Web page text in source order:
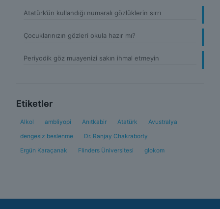
Atatürk’ün kullandığı numaralı gözlüklerin sırrı
Çocuklarınızın gözleri okula hazır mı?
Periyodik göz muayenizi sakın ihmal etmeyin
Etiketler
Alkol ambliyopi Anıtkabir Atatürk
Avustralya
dengesiz beslenme
Dr. Ranjay Chakraborty
Ergün Karaçanak
Flinders Üniversitesi glokom